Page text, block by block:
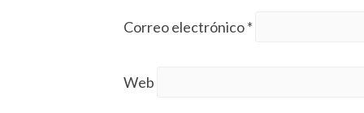
Correo electrónico*
Web